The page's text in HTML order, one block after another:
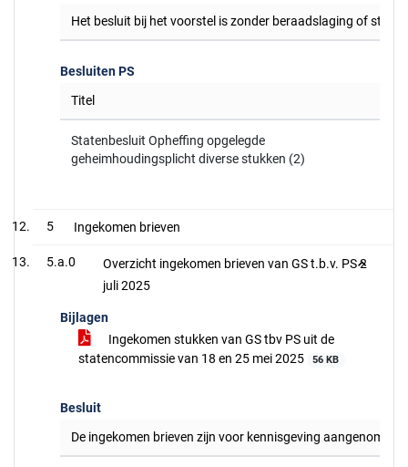
Het besluit bij het voorstel is zonder beraadslaging of
Besluiten PS
Titel
Statenbesluit Opheffing opgelegde
geheimhoudingsplicht diverse stukken (2)
5 Ingekomen brieven
5.a.0
Overzicht ingekomen brieven van GS t.b.v. PS 2
juli 2025
Bijlagen
Ingekomen stukken van GS tbv PS uit de
statencommissie van 18 en 25 mei 2025
56 KB
Besluit
De ingekomen brieven zijn voor kennisgeving